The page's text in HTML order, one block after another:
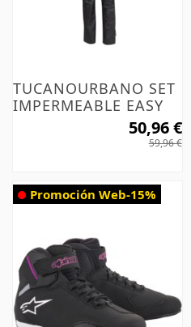
TUCANOURBANO SET
IMPERMEABLE EASY
50,96 €
59,96 €
Promoción Web-15%